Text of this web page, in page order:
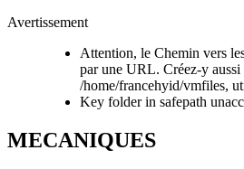
Avertissement
Attention, le Chemin vers
par une URL. Créez-y aussi
/home/francehyid/vmfiles,
Key folder in safepath
MECANIQUES